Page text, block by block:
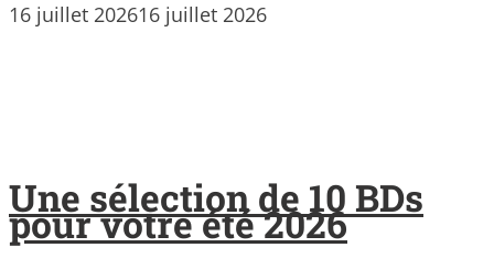
16 juillet 202616 juillet 2026
Une sélection de 10 BDs
pour votre été 2026